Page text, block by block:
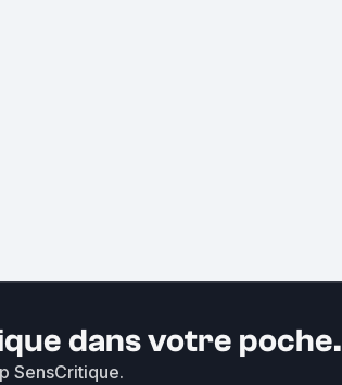
dans votre poche.
SensCritique.